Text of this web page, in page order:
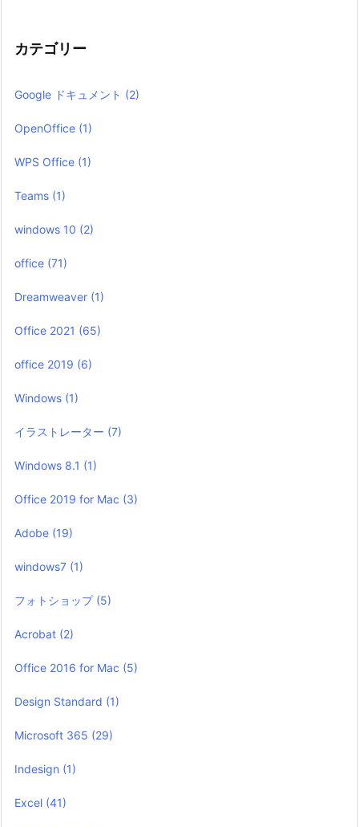
カテゴリー
Google ドキュメント (2)
OpenOffice (1)
WPS Office (1)
Teams (1)
windows 10 (2)
office (71)
Dreamweaver (1)
Office 2021 (65)
office 2019 (6)
Windows (1)
イラストレーター (7)
Windows 8.1 (1)
Office 2019 for Mac (3)
Adobe (19)
windows7 (1)
フォトショップ (5)
Acrobat (2)
Office 2016 for Mac (5)
Design Standard (1)
Microsoft 365 (29)
Indesign (1)
Excel (41)